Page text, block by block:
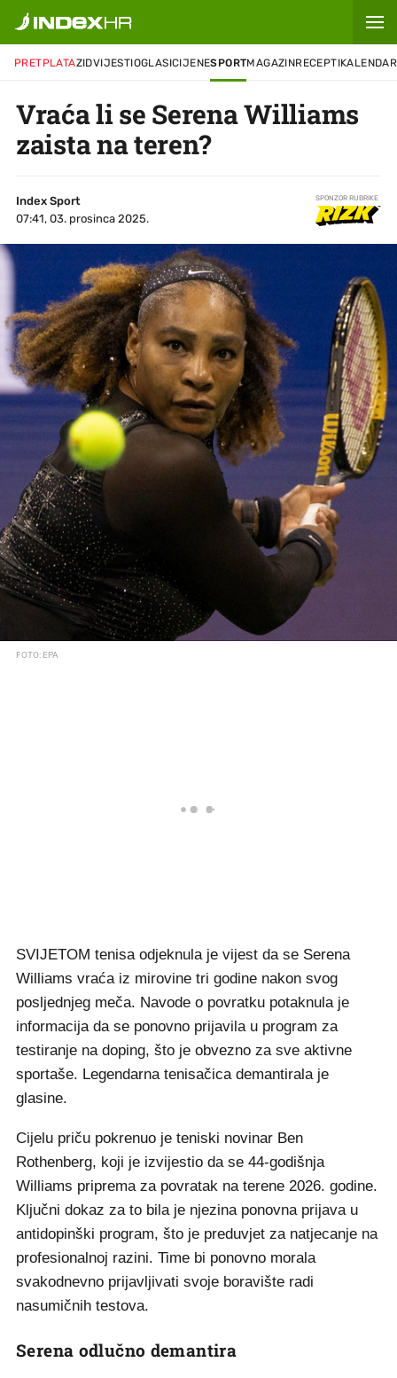
PRETPLATAZIDVIJESTIOGLASICIJENESPORTMAGAZINRECEPTIKALENDAR
Vraća li se Serena Williams
zaista na teren?
Index Sport
07:41, 03. prosinca 2025.
SPONZOR RUBRIKE
FOTO: EPA
SVIJETOM tenisa odjeknula je vijest da se Serena
Williams vraća iz mirovine tri godine nakon svog
posljednjeg meča. Navode o povratku potaknula je
informacija da se ponovno prijavila u program za
testiranje na doping, što je obvezno za sve aktivne
sportaše. Legendarna tenisačica demantirala je
glasine.
Cijelu priču pokrenuo je teniski novinar Ben
Rothenberg, koji je izvijestio da se 44-godišnja
Williams priprema za povratak na terene 2026. godine.
Ključni dokaz za to bila je njezina ponovna prijava u
antidopinški program, što je preduvjet za natjecanje na
profesionalnoj razini. Time bi ponovno morala
svakodnevno prijavljivati svoje boravište radi
nasumičnih testova.
Serena odlučno demantira